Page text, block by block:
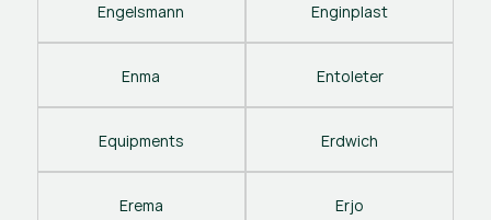
Engelsmann Enginplast
Enma Entoleter
Equipments Erdwich
Erema Erjo